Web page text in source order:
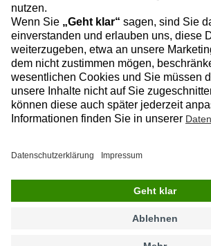
Datenschutz
Impressum
Copyright © 2025,